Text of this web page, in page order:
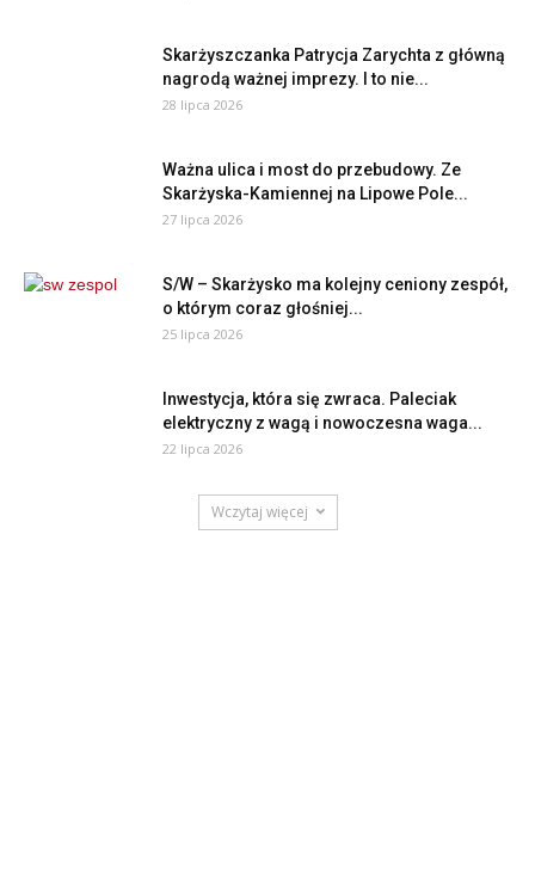
Skarżyszczanka Patrycja Zarychta z główną
nagrodą ważnej imprezy. I to nie...
28 lipca 2026
Ważna ulica i most do przebudowy. Ze
Skarżyska-Kamiennej na Lipowe Pole...
27 lipca 2026
S/W – Skarżysko ma kolejny ceniony zespół,
o którym coraz głośniej...
25 lipca 2026
Inwestycja, która się zwraca. Paleciak
elektryczny z wagą i nowoczesna waga...
22 lipca 2026
Wczytaj więcej